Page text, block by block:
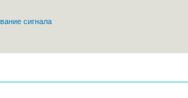
сигнала